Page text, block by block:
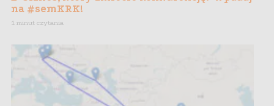
na #semKRK!
1 minut czytania